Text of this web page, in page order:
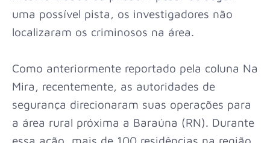
uma possível pista, os investigadores não
localizaram os criminosos na área.
Como anteriormente reportado pela coluna Na
Mira, recentemente, as autoridades de
segurança direcionaram suas operações para
a área rural próxima a Baraúna (RN). Durante
essa ação, mais de 100 residências na região